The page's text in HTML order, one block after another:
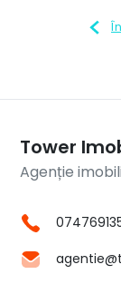
Tower
Agenție